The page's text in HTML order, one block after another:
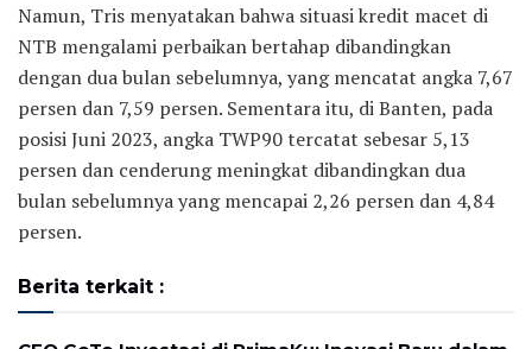
Namun, Tris menyatakan bahwa situasi kredit macet di
NTB mengalami perbaikan bertahap dibandingkan
dengan dua bulan sebelumnya, yang mencatat angka 7,67
persen dan 7,59 persen. Sementara itu, di Banten, pada
posisi Juni 2023, angka TWP90 tercatat sebesar 5,13
persen dan cenderung meningkat dibandingkan dua
bulan sebelumnya yang mencapai 2,26 persen dan 4,84
persen.
Berita terkait :